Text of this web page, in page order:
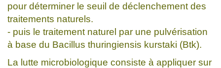
pour déterminer le seuil de déclenchement des
traitements naturels.
- puis le traitement naturel par une pulvérisation
à base du Bacillus thuringiensis kurstaki (Btk).
La lutte microbiologique consiste à appliquer sur